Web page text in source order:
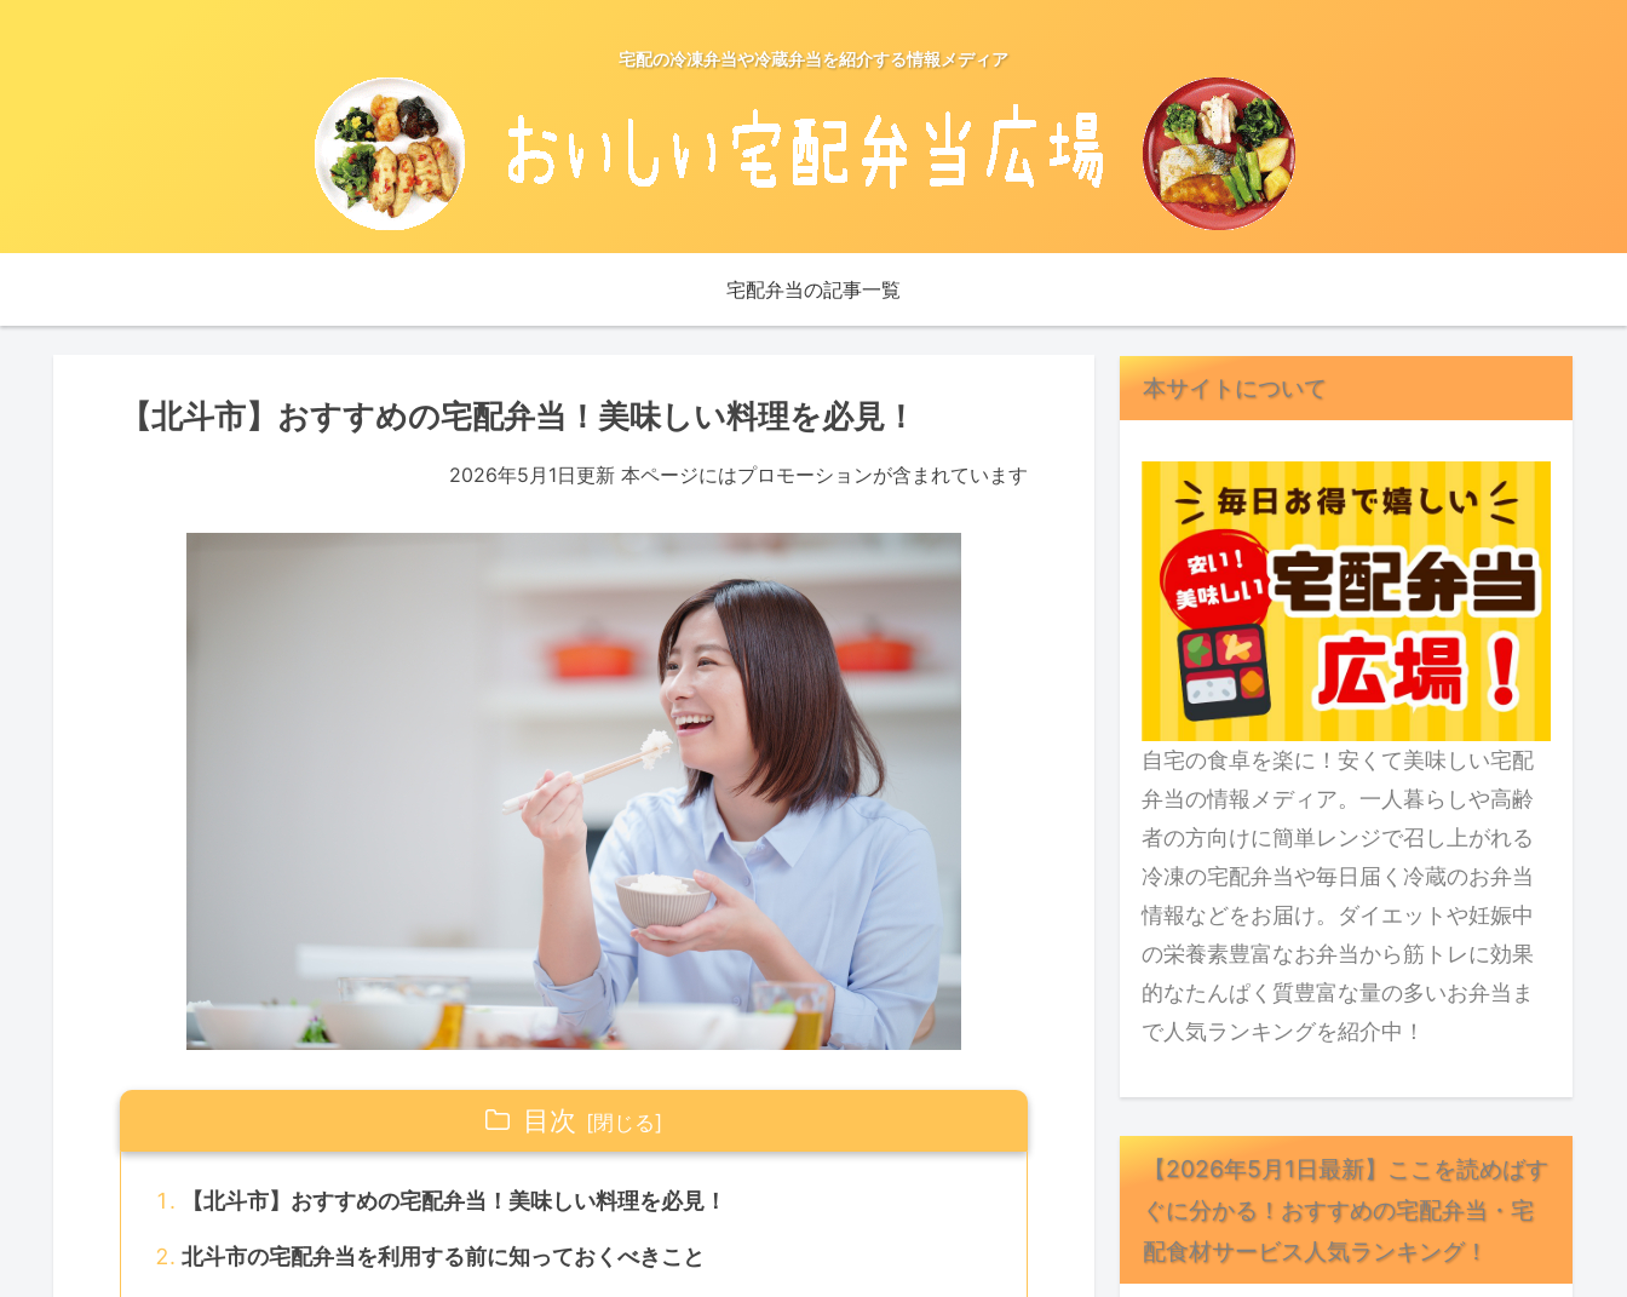
宅配の冷凍弁当や冷蔵弁当を紹介する情報メディア
宅配弁当の記事一覧
【北斗市】おすすめの宅配弁当！美味しい料理を必見！
2026年5月1日更新 本ページにはプロモーションが含まれています
目次
【北斗市】おすすめの宅配弁当！美味しい料理を必見！
北斗市の宅配弁当を利用する前に知っておくべきこと
本サイトについて
自宅の食卓を楽に！安くて美味しい宅配
弁当の情報メディア。一人暮らしや高齢
者の方向けに簡単レンジで召し上がれる
冷凍の宅配弁当や毎日届く冷蔵のお弁当
情報などをお届け。ダイエットや妊娠中
の栄養素豊富なお弁当から筋トレに効果
的なたんぱく質豊富な量の多いお弁当ま
で人気ランキングを紹介中！
【2026年5月1日最新】ここを読めばす
ぐに分かる！おすすめの宅配弁当・宅
配食材サービス人気ランキング！